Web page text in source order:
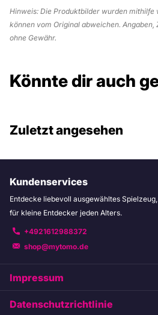
Hinweis: Die Produktbilder wurden mithilfe
können vom Original abweichen. Angaben,
ohne Gewähr.
Könnte dir auch
Zuletzt angesehen
Kundenservices
Entdecke liebevoll ausgewähltes
für kleine Entdecker jeden Alters.
+4921612988372
shop@mytomo.de
Impressum
Datenschutzrichtlinie